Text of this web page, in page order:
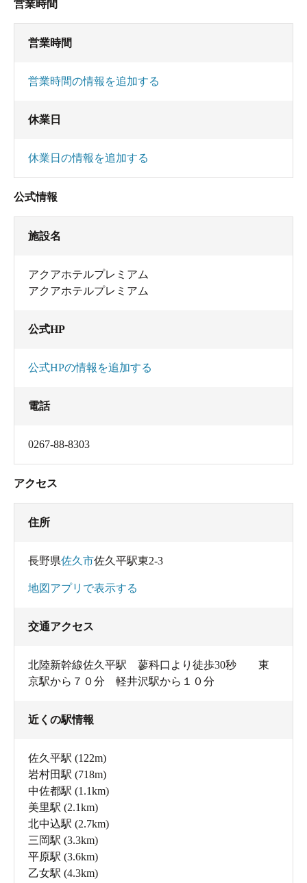
営業時間
営業時間
営業時間の情報を追加する
休業日
休業日の情報を追加する
公式情報
施設名
アクアホテルプレミアム
アクアホテルプレミアム
公式HP
公式HPの情報を追加する
電話
0267-88-8303
アクセス
住所
長野県佐久市佐久平駅東2-3
地図アプリで表示する
交通アクセス
北陸新幹線佐久平駅 蓼科口より徒歩30秒 東
京駅から７０分 軽井沢駅から１０分
近くの駅情報
佐久平駅 (122m)
岩村田駅 (718m)
中佐都駅 (1.1km)
美里駅 (2.1km)
北中込駅 (2.7km)
三岡駅 (3.3km)
平原駅 (3.6km)
乙女駅 (4.3km)